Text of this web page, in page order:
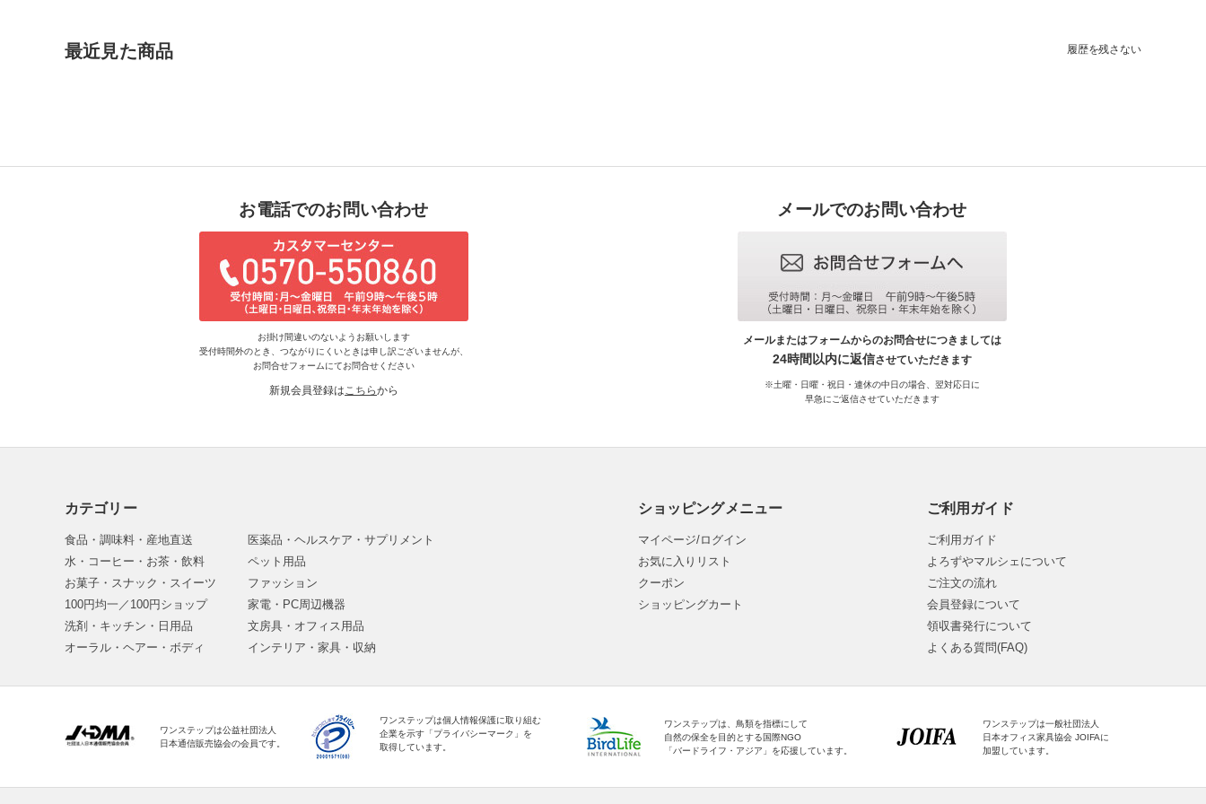
最近見た商品 履歴を残さない
お電話でのお問い合わせ
お掛け間違いのないようお願いします
受付時間外のとき、つながりにくいときは申し訳ございませんが、
お問合せフォームにてお問合せください
新規会員登録はこちらから
メールでのお問い合わせ
メールまたはフォームからのお問合せにつきましては
24時間以内に返信させていただきます
※土曜・日曜・祝日・連休の中日の場合、翌対応日に
早急にご返信させていただきます
カテゴリー
食品・調味料・産地直送
水・コーヒー・お茶・飲料
お菓子・スナック・スイーツ
100円均一／100円ショップ
洗剤・キッチン・日用品
オーラル・ヘアー・ボディ
医薬品・ヘルスケア・サプリメント
ペット用品
ファッション
家電・PC周辺機器
文房具・オフィス用品
インテリア・家具・収納
ショッピングメニュー
マイページ/ログイン
お気に入りリスト
クーポン
ショッピングカート
ご利用ガイド
ご利用ガイド
よろずやマルシェについて
ご注文の流れ
会員登録について
領収書発行について
よくある質問(FAQ)
ワンステップは公益社団法人
日本通信販売協会の会員です。
ワンステップは個人情報保護に取り組む
企業を示す「プライバシーマーク」を
取得しています。
ワンステップは、鳥類を指標にして
自然の保全を目的とする国際NGO
「バードライフ・アジア」を応援しています。
ワンステップは一般社団法人
日本オフィス家具協会 JOIFAに
加盟しています。